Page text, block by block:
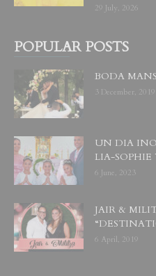
29 July, 2026
POPULAR POSTS
BODA
3 December, 2019
UN DIA
LIA-
6 June, 2023
JAIR &
6 April, 2019